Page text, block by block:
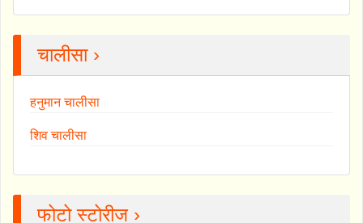
चालीसा ›
हनुमान चालीसा
शिव चालीसा
फोटो स्टोरीज ›